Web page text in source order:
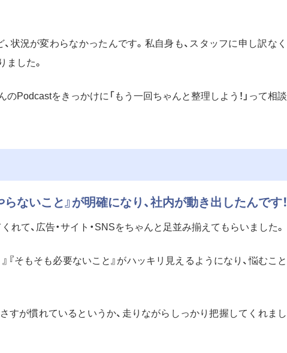
状況が変わらなかったんです。私自身も、スタッフに申し訳なく
ました。
Podcastをきっかけに「もう一回ちゃんと整理しよう！」って相談
らないこと』が明確になり、社内が動き出したんです！
て、広告・サイト・SNSをちゃんと足並み揃えてもらいました。
『そもそも必要ないこと』がハッキリ見えるようになり、悩むこと
すが慣れているというか、走りながらしっかり把握してくれまし